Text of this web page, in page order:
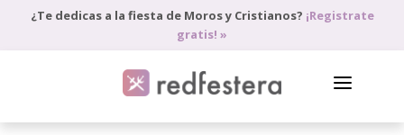
¿Te dedicas a la fiesta de Moros y Cristianos? ¡Registrate
gratis! »